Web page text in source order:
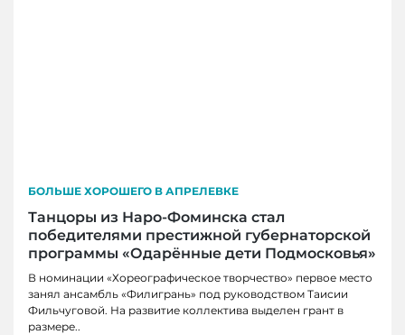
БОЛЬШЕ ХОРОШЕГО В АПРЕЛЕВКЕ
Танцоры из Наро-Фоминска стал
победителями престижной губернаторской
программы «Одарённые дети Подмосковья»
В номинации «Хореографическое творчество» первое место
занял ансамбль «Филигрань» под руководством Таисии
Фильчуговой. На развитие коллектива выделен грант в
размере..